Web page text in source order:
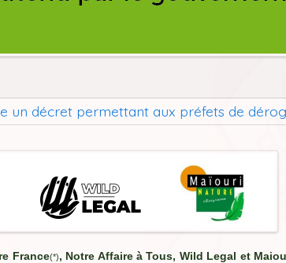
un décret permettant aux préfets de
France(*), Notre Affaire à Tous, Wild Legal et